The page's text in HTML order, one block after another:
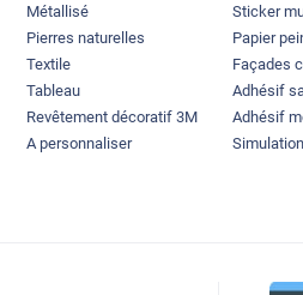
Métallisé
Pierres naturelles
Textile
Tableau
Revêtement décoratif 3M
A personnaliser
Sticker
Papier
Façades
Adhésif
Adhésif